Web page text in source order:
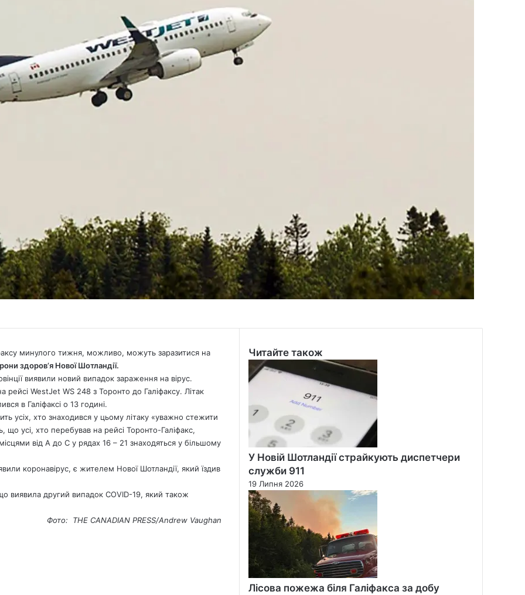
минулого тижня, можливо, можуть заразитися на
здоров’я Нової Шотландії.
виявили новий випадок зараження на вірус.
рейсі WestJet WS 248 з Торонто до Галіфаксу. Літак
в Галіфаксі о 13 годині.
усіх, хто знаходився у цьому літаку «уважно стежити
усі, хто перебував на рейсі Торонто-Галіфакс,
від A до C у рядах 16 – 21 знаходяться у більшому
коронавірус, є жителем Нової Шотландії, який їздив
виявила другий випадок COVID-19, який також
Фото: THE CANADIAN PRESS/Andrew Vaughan
Читайте також
Close
У Новій Шотландії страйкують диспетчери
служби 911
19 Липня 2026
Лісова пожежа біля Галіфакса за добу